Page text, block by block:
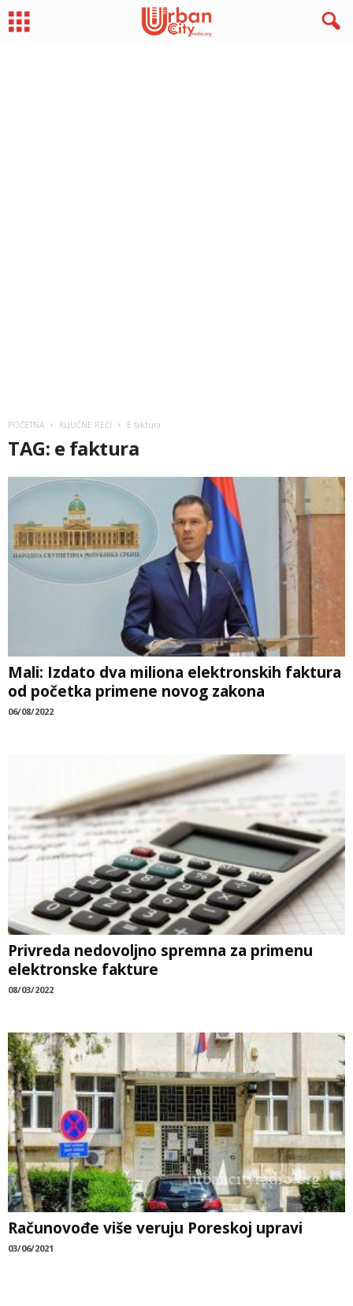
POČETNA KLJUČNE REČI E faktura
TAG: e faktura
Mali: Izdato dva miliona elektronskih faktura
od početka primene novog zakona
06/08/2022
Privreda nedovoljno spremna za primenu
elektronske fakture
08/03/2022
Računovođe više veruju Poreskoj upravi
03/06/2021